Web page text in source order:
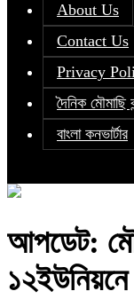
About Us
Contact Us
Privacy
দৈনিক মৌমাছি
বাংলা কনভার্টার
আপডেট:
১২ইউনিয়নে